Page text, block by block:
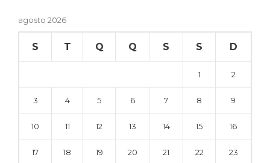
agosto 2026
S T Q Q S S D
1 2
3 4 5 6 7 8 9
10 11 12 13 14 15 16
17 18 19 20 21 22 23